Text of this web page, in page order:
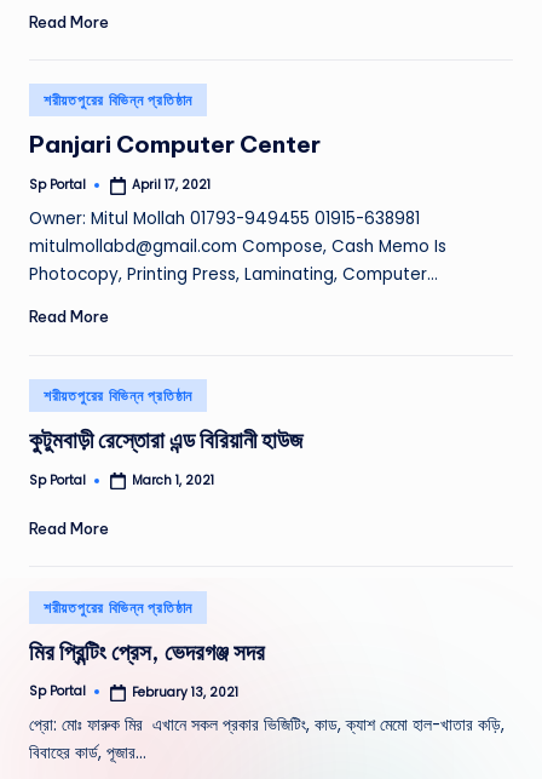
Read More
Posted
in
শরীয়তপুরের বিভিন্ন প্রতিষ্ঠান
Panjari Computer Center
Posted
Sp Portal April 17, 2021
Owner: Mitul Mollah 01793-949455 01915-638981
mitulmollabd@gmail.com Compose, Cash Memo Is
Photocopy, Printing Press, Laminating, Computer…
Read More
Posted
in
শরীয়তপুরের বিভিন্ন প্রতিষ্ঠান
কুটুমবাড়ী রেস্তোরা এন্ড বিরিয়ানী হাউজ
Posted
Sp Portal March 1, 2021
Read More
Posted
in
শরীয়তপুরের বিভিন্ন প্রতিষ্ঠান
মির প্রিন্টিং প্রেস, ভেদরগঞ্জ সদর
Posted
Sp Portal February 13, 2021
প্রো: মােঃ ফারুক মির এখানে সকল প্রকার ভিজিটিং, কাড, ক্যাশ মেমাে হাল-খাতার কড়ি,
বিবাহের কার্ড, পূজার…